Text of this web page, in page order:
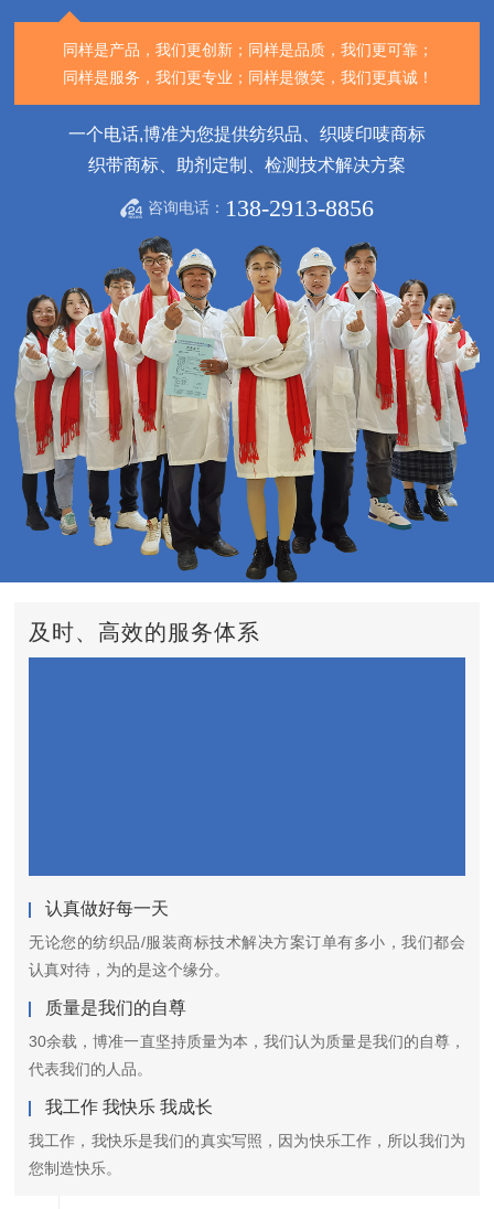
同样是产品，我们更创新； 同样是品质，我们更可靠；
同样是服务，我们更专业； 同样是微笑，我们更真诚！
一个电话,博准为您提供纺织品、织唛印唛商标
织带商标、助剂定制、检测技术解决方案
咨询电话： 138-2913-8856
及时、高效的服务体系
认真做好每一天
无论您的纺织品/服装商标技术解决方案订单有多小，我们都会
认真对待，为的是这个缘分。
质量是我们的自尊
30余载，博准一直坚持质量为本，我们认为质量是我们的自尊，
代表我们的人品。
我工作 我快乐 我成长
我工作，我快乐是我们的真实写照，因为快乐工作，所以我们为
您制造快乐。